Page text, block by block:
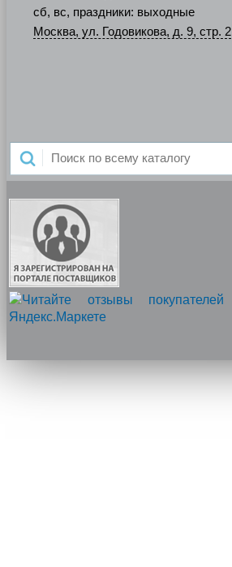
сб, вс, праздники: выходные
Москва, ул. Годовикова, д. 9, стр. 2